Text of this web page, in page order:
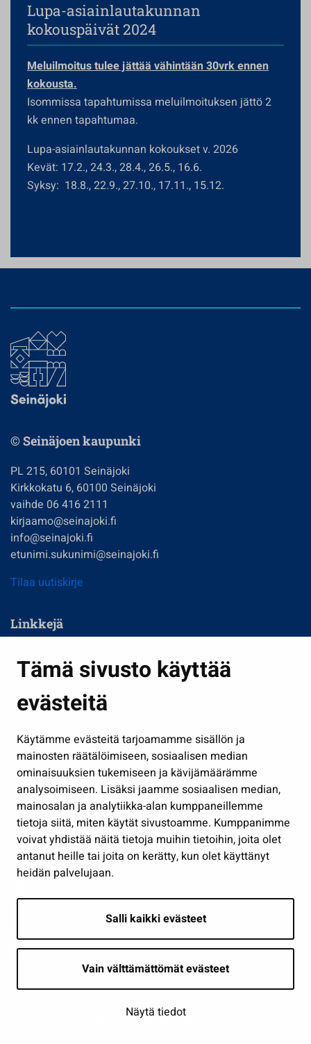
Tämä sivusto käyttää
evästeitä
Käytämme evästeitä tarjoamamme sisällön ja
mainosten räätälöimiseen, sosiaalisen median
ominaisuuksien tukemiseen ja kävijämäärämme
analysoimiseen. Lisäksi jaamme sosiaalisen median,
mainosalan ja analytiikka-alan kumppaneillemme
tietoja siitä, miten käytät sivustoamme. Kumppanimme
voivat yhdistää näitä tietoja muihin tietoihin, joita olet
antanut heille tai joita on kerätty, kun olet käyttänyt
heidän palvelujaan.
Salli kaikki evästeet
Vain välttämättömät evästeet
Näytä tiedot
Lupa-asiainlautakunnan
kokouspäivät 2024
Meluilmoitus tulee jättää vähintään 30vrk ennen
kokousta.
Isommissa tapahtumissa meluilmoituksen jättö 2
kk ennen tapahtumaa.
Lupa-asiainlautakunnan kokoukset v. 2026
Kevät: 17.2., 24.3., 28.4., 26.5., 16.6.
Syksy: 18.8., 22.9., 27.10., 17.11., 15.12.
© Seinäjoen kaupunki
PL 215, 60101 Seinäjoki
Kirkkokatu 6, 60100 Seinäjoki
vaihde 06 416 2111
kirjaamo@seinajoki.fi
info@seinajoki.fi
etunimi.sukunimi@seinajoki.fi
Tilaa uutiskirje
Linkkejä
Kasvatus ja opetus
Kulttuuri ja liikunta
Työ ja yrittäminen
Osallistu ja asioi
Näytä omat evästeasetukseni
Seuraa meitä
Saavutettavuusseloste | © Seinäjoki 2026